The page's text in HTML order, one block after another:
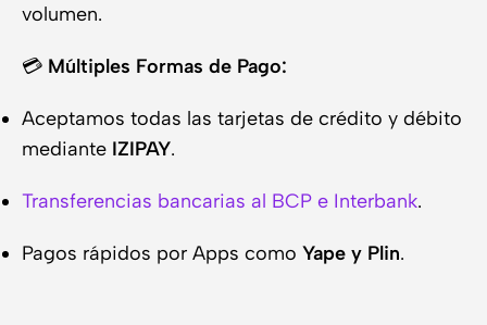
volumen.
💳 Múltiples Formas de Pago:
Aceptamos todas las tarjetas de crédito y débito
mediante IZIPAY.
Transferencias bancarias al BCP e Interbank.
Pagos rápidos por Apps como Yape y Plin.